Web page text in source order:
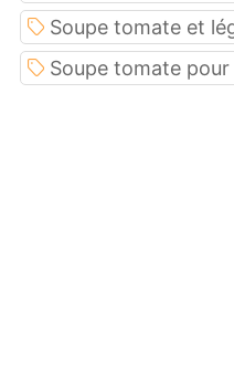
Soupe tomate et
Soupe tomate